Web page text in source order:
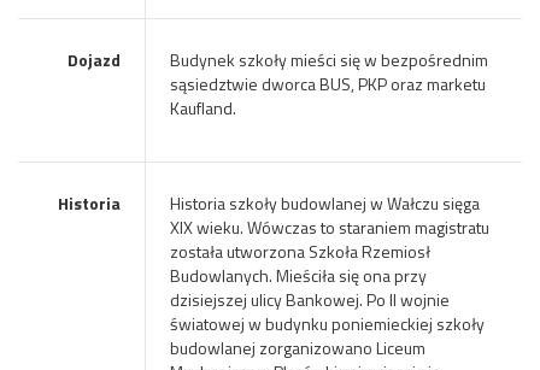
Dojazd
Budynek szkoły mieści się w bezpośrednim
sąsiedztwie dworca BUS, PKP oraz marketu
Kaufland.
Historia
Historia szkoły budowlanej w Wałczu sięga
XIX wieku. Wówczas to staraniem magistratu
została utworzona Szkoła Rzemiosł
Budowlanych. Mieściła się ona przy
dzisiejszej ulicy Bankowej. Po II wojnie
światowej w budynku poniemieckiej szkoły
budowlanej zorganizowano Liceum